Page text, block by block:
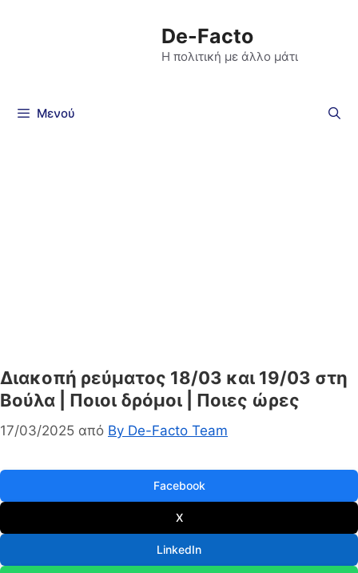
De-Facto
Η πολιτική με άλλο μάτι
Μενού
Διακοπή ρεύματος 18/03 και 19/03 στη
Βούλα | Ποιοι δρόμοι | Ποιες ώρες
17/03/2025 από By De-Facto Team
Facebook
X
LinkedIn